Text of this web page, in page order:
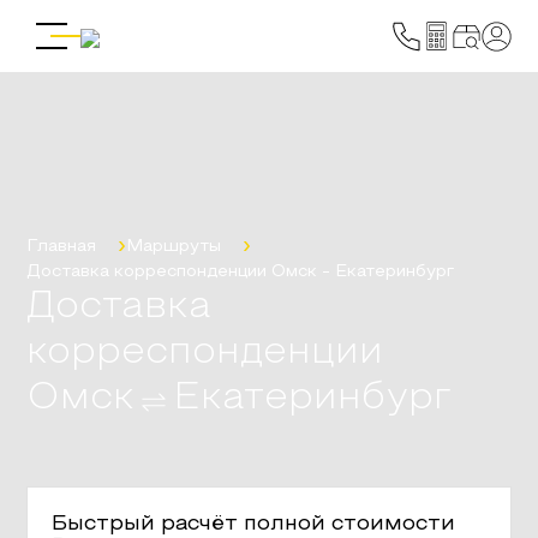
Главная
Маршруты
Доставка корреспонденции Омск - Екатеринбург
Доставка
корреспонденции
Омск
Екатеринбург
Быстрый расчёт полной стоимости